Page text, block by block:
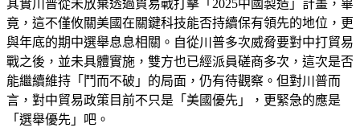
其實川普從未放棄透過貿易戰打擊「2025中國製造」計畫，畢
竟，這不僅攸關美國在關鍵科技能否持續保有領先的地位，更
與年底的期中選舉息息相關。自從川普多次威脅要對中打貿易
戰之後，並未具體實施，雙方也已經派員磋商多次，這次是否
能繼續維持「鬥而不破」的局面，仍有待觀察。但對川普而
言，對中貿易政策目前不只是「美國優先」，更緊急的應是
「選舉優先」吧。